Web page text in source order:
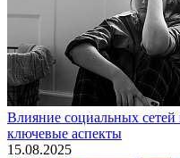
Влияние социальных сетей
ключевые аспекты
15.08.2025